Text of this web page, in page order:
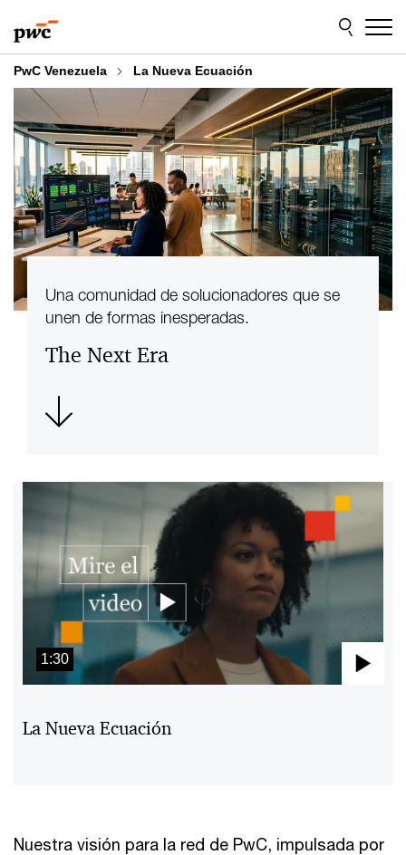
to
content
to
footer
PwC Venezuela La Nueva Ecuación
The Next Era
Una comunidad de solucionadores que se
unen de formas inesperadas.
1:30
La Nueva Ecuación
Nuestra visión para la red de PwC, impulsada por